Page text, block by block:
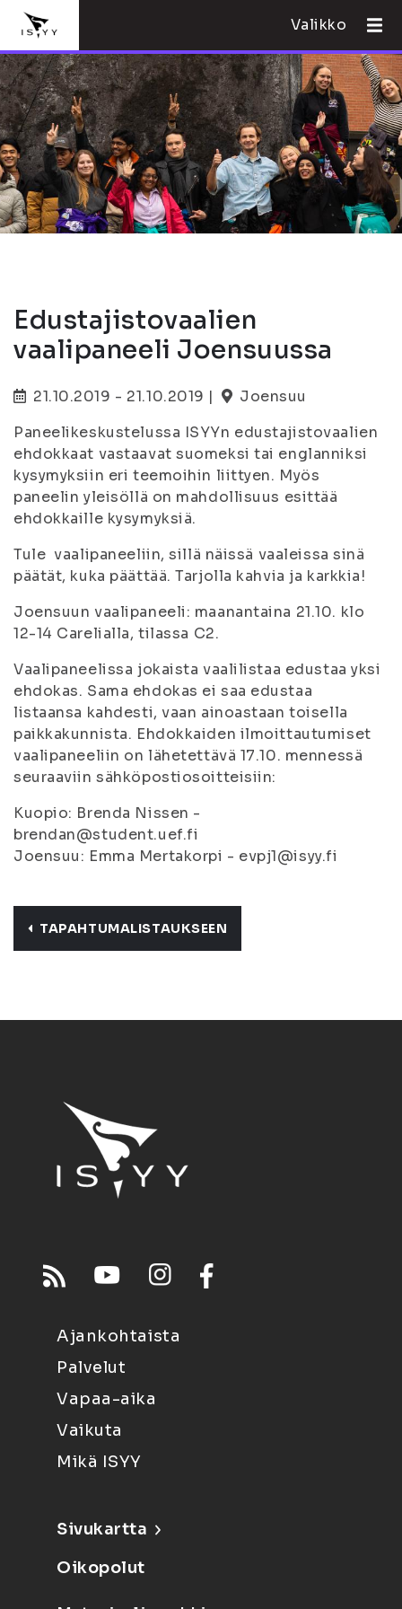
Valikko
Edustajistovaalien
vaalipaneeli Joensuussa
21.10.2019 - 21.10.2019 |
Joensuu
Paneelikeskustelussa ISYYn edustajistovaalien
ehdokkaat vastaavat suomeksi tai englanniksi
kysymyksiin eri teemoihin liittyen. Myös
paneelin yleisöllä on mahdollisuus esittää
ehdokkaille kysymyksiä.
Tule vaalipaneeliin, sillä näissä vaaleissa sinä
päätät, kuka päättää. Tarjolla kahvia ja karkkia!
Joensuun vaalipaneeli: maanantaina 21.10. klo
12-14 Carelialla, tilassa C2.
Vaalipaneelissa jokaista vaalilistaa edustaa yksi
ehdokas. Sama ehdokas ei saa edustaa
listaansa kahdesti, vaan ainoastaan toisella
paikkakunnista. Ehdokkaiden ilmoittautumiset
vaalipaneeliin on lähetettävä 17.10. mennessä
seuraaviin sähköpostiosoitteisiin:
Kuopio: Brenda Nissen -
brendan@student.uef.fi
Joensuu: Emma Mertakorpi - evpj1@isyy.fi
TAPAHTUMALISTAUKSEEN
Ajankohtaista
Palvelut
Vapaa-aika
Vaikuta
Mikä ISYY
Sivukartta
Oikopolut